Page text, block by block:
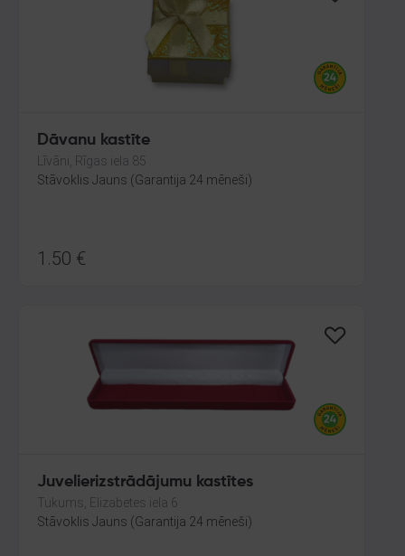
Dāvanu kastīte
Līvāni, Rīgas iela 85
Stāvoklis Jauns (Garantija 24 mēneši)
1.50 €
Juvelierizstrādājumu kastītes
Tukums, Elizabetes iela 6
Stāvoklis Jauns (Garantija 24 mēneši)